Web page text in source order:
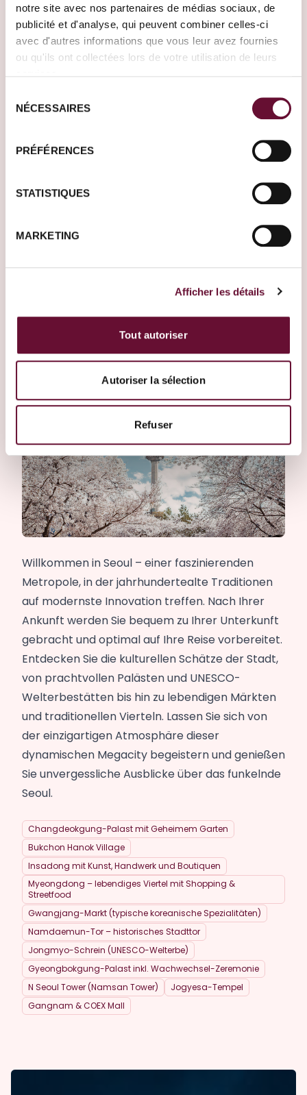
notre site avec nos partenaires de médias sociaux, de
publicité et d'analyse, qui peuvent combiner celles-ci
avec d'autres informations que vous leur avez fournies
ou qu'ils ont collectées lors de votre utilisation de leurs
NÉCESSAIRES
PRÉFÉRENCES
STATISTIQUES
MARKETING
Afficher les détails
Tout autoriser
Autoriser la sélection
Refuser
Sie durch die bunten Straßen des Gamcheon
Cultural Village. Die Dongbaek-Insel und das
Nakdong-Flussdelta sind perfekte Orte für
Vogelbeobachter. Für ein authentisches Erlebnis
die eine große Auswahl an Meeresfrüchten
bieten, und Ihren Tag entspannt in einer Zeltbar
oder einem schicken Café mit einem Getränk
Haedong Yonggungsa-Tempel
Huinnyeoul Culture Village
Kulturdorf Gamcheon
Songdo-Seilbahn
Songdo Strand und Songdo Skywalk
Willkommen in Seoul – einer faszinierenden
Metropole, in der jahrhundertealte Traditionen
auf modernste Innovation treffen. Nach Ihrer
Ankunft werden Sie bequem zu Ihrer Unterkunft
gebracht und optimal auf Ihre Reise vorbereitet.
Entdecken Sie die kulturellen Schätze der Stadt,
von prachtvollen Palästen und UNESCO-
Welterbestätten bis hin zu lebendigen Märkten
und traditionellen Vierteln. Lassen Sie sich von
der einzigartigen Atmosphäre dieser
dynamischen Megacity begeistern und genießen
Sie unvergessliche Ausblicke über das funkelnde
Seoul.
Changdeokgung-Palast mit Geheimem Garten
Bukchon Hanok Village
Insadong mit Kunst, Handwerk und Boutiquen
Myeongdong – lebendiges Viertel mit Shopping &
Streetfood
Gwangjang-Markt (typische koreanische Spezialitäten)
Namdaemun-Tor – historisches Stadttor
Jongmyo-Schrein (UNESCO-Welterbe)
Gyeongbokgung-Palast inkl. Wachwechsel-Zeremonie
N Seoul Tower (Namsan Tower)
Jogyesa-Tempel
Gangnam & COEX Mall